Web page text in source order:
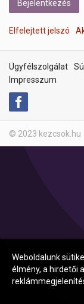
Elfelejtett jelszó
Ügyfélszolgálat
Impresszum
© 2023 kezcsok.hu
Weboldalunk
élmény, a hirdetői